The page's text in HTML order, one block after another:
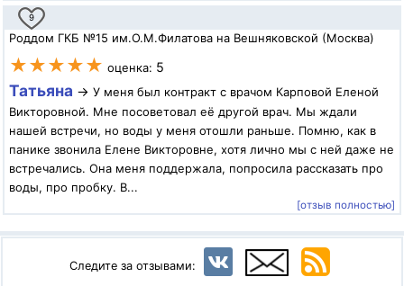
9
Роддом ГКБ №15 им.О.М.Филатова на Вешняковской (Москва)
★★★★★ оценка: 5
Татьяна → У меня был контракт с врачом Карповой Еленой
Викторовной. Мне посоветовал её другой врач. Мы ждали
нашей встречи, но воды у меня отошли раньше. Помню, как в
панике звонила Елене Викторовне, хотя лично мы с ней даже не
встречались. Она меня поддержала, попросила рассказать про
воды, про пробку. В...
[отзыв полностью]
Следите за отзывами: